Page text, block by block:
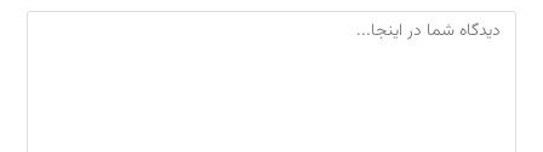
دیدگاه